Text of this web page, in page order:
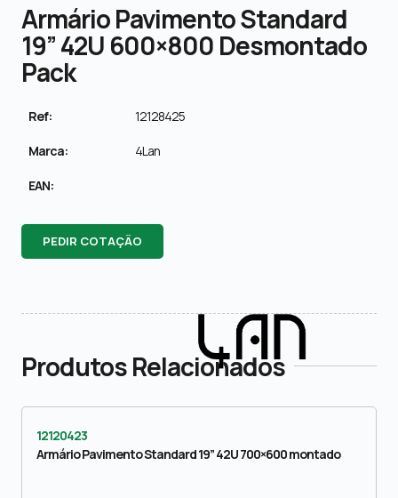
Armário Pavimento Standard
19” 42U 600×800 Desmontado
Pack
Ref: 12128425
Marca: 4Lan
EAN:
PEDIR COTAÇÃO
Produtos Relacionados
12120423
Armário Pavimento Standard 19” 42U 700×600 montado